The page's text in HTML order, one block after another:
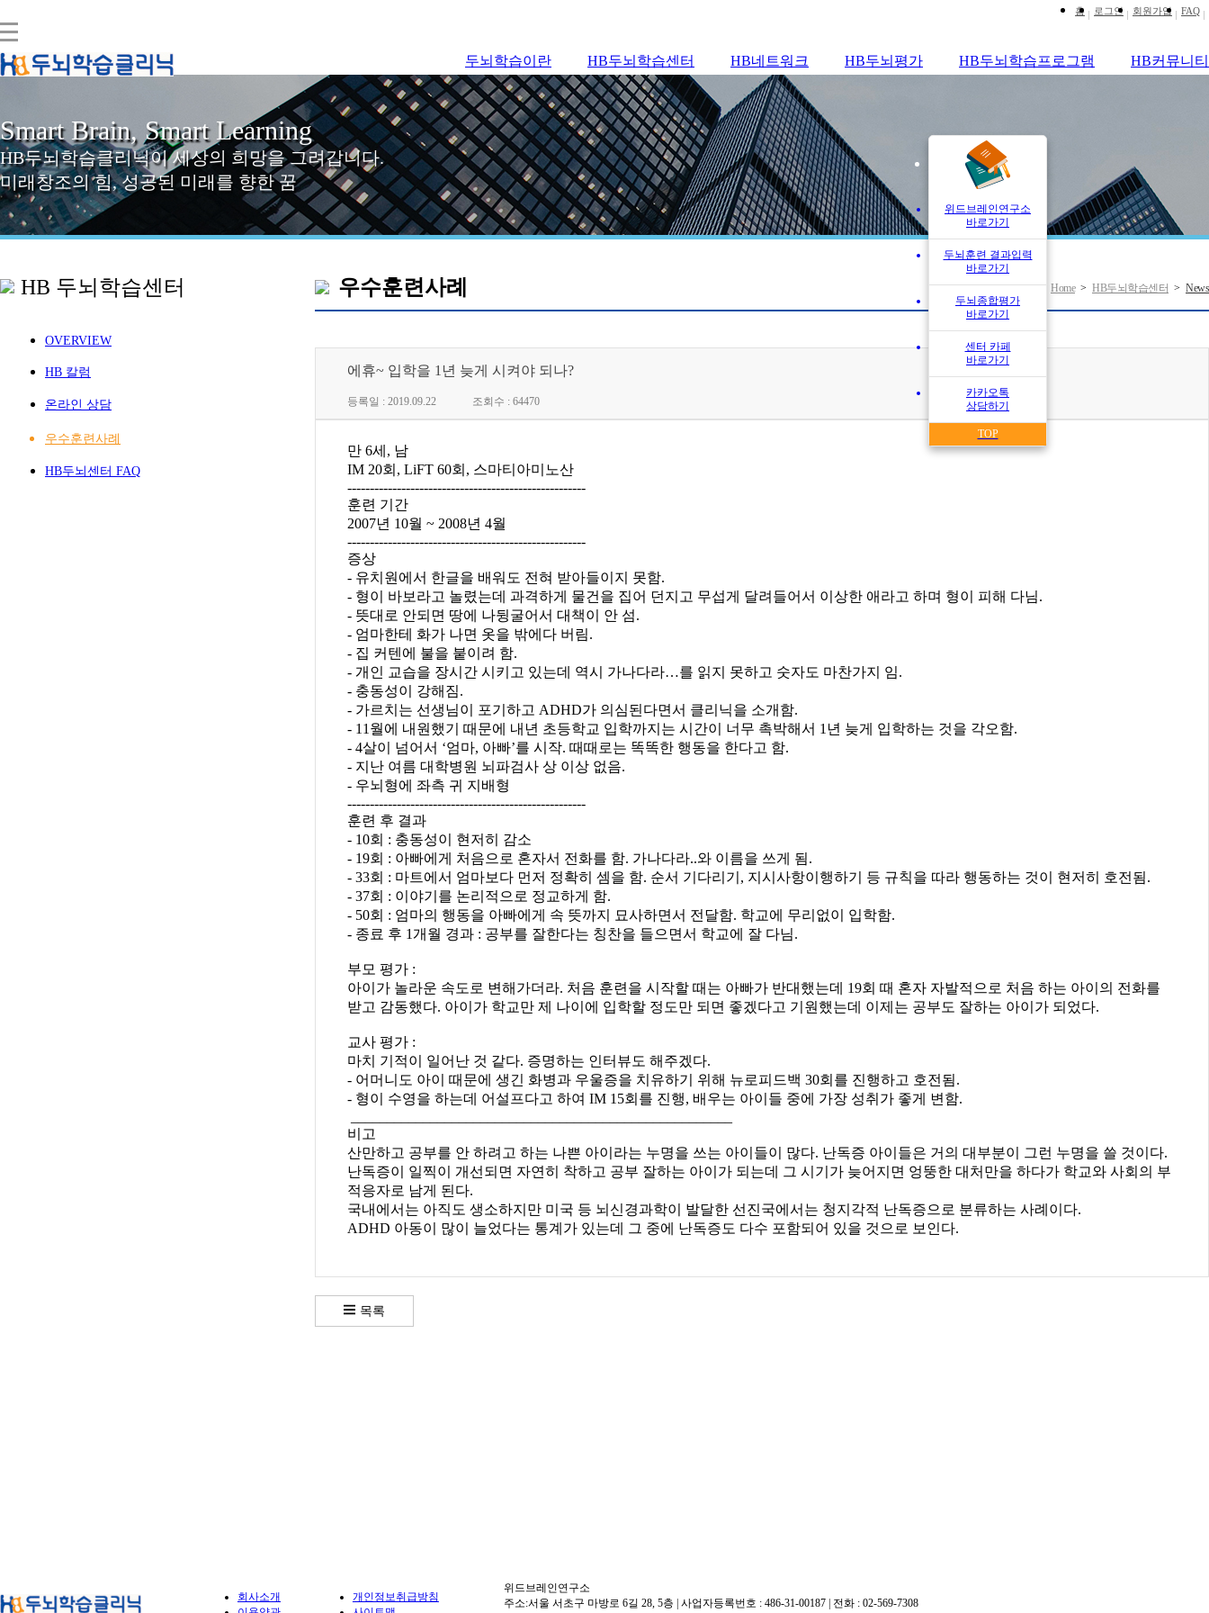
홈 로그인 회원가입 FAQ
두뇌학습이란 HB두뇌학습센터 HB네트워크 HB두뇌평가 HB두뇌학습프로그램 HB커뮤니티
위드브레인연구소
바로가기
두뇌훈련 결과입력
바로가기
두뇌종합평가
바로가기
센터 카페
바로가기
카카오톡
상담하기
TOP
Smart Brain, Smart Learning
HB두뇌학습클리닉이 세상의 희망을 그려갑니다.
미래창조의 힘, 성공된 미래를 향한 꿈
HB 두뇌학습센터 우수훈련사례 Home > HB두뇌학습센터 > News
OVERVIEW
HB 칼럼
온라인 상담
우수훈련사례
HB두뇌센터 FAQ
에휴~ 입학을 1년 늦게 시켜야 되나?
등록일 : 2019.09.22 조회수 : 64470
만 6세, 남
IM 20회, LiFT 60회, 스마티아미노산
-----------------------------------------------------
훈련 기간
2007년 10월 ~ 2008년 4월
-----------------------------------------------------
증상
- 유치원에서 한글을 배워도 전혀 받아들이지 못함.
- 형이 바보라고 놀렸는데 과격하게 물건을 집어 던지고 무섭게 달려들어서 이상한 애라고 하며 형이 피해 다님.
- 뜻대로 안되면 땅에 나뒹굴어서 대책이 안 섬.
- 엄마한테 화가 나면 옷을 밖에다 버림.
- 집 커텐에 불을 붙이려 함.
- 개인 교습을 장시간 시키고 있는데 역시 가나다라…를 읽지 못하고 숫자도 마찬가지 임.
- 충동성이 강해짐.
- 가르치는 선생님이 포기하고 ADHD가 의심된다면서 클리닉을 소개함.
- 11월에 내원했기 때문에 내년 초등학교 입학까지는 시간이 너무 촉박해서 1년 늦게 입학하는 것을 각오함.
- 4살이 넘어서 ‘엄마, 아빠’를 시작. 때때로는 똑똑한 행동을 한다고 함.
- 지난 여름 대학병원 뇌파검사 상 이상 없음.
- 우뇌형에 좌측 귀 지배형
-----------------------------------------------------
훈련 후 결과
- 10회 : 충동성이 현저히 감소
- 19회 : 아빠에게 처음으로 혼자서 전화를 함. 가나다라..와 이름을 쓰게 됨.
- 33회 : 마트에서 엄마보다 먼저 정확히 셈을 함. 순서 기다리기, 지시사항이행하기 등 규칙을 따라 행동하는 것이 현저히 호전됨.
- 37회 : 이야기를 논리적으로 정교하게 함.
- 50회 : 엄마의 행동을 아빠에게 속 뜻까지 묘사하면서 전달함. 학교에 무리없이 입학함.
- 종료 후 1개월 경과 : 공부를 잘한다는 칭찬을 들으면서 학교에 잘 다님.
부모 평가 :
아이가 놀라운 속도로 변해가더라. 처음 훈련을 시작할 때는 아빠가 반대했는데 19회 때 혼자 자발적으로 처음 하는 아이의 전화를
받고 감동했다. 아이가 학교만 제 나이에 입학할 정도만 되면 좋겠다고 기원했는데 이제는 공부도 잘하는 아이가 되었다.
교사 평가 :
마치 기적이 일어난 것 같다. 증명하는 인터뷰도 해주겠다.
- 어머니도 아이 때문에 생긴 화병과 우울증을 치유하기 위해 뉴로피드백 30회를 진행하고 호전됨.
- 형이 수영을 하는데 어설프다고 하여 IM 15회를 진행, 배우는 아이들 중에 가장 성취가 좋게 변함.
비고
산만하고 공부를 안 하려고 하는 나쁜 아이라는 누명을 쓰는 아이들이 많다. 난독증 아이들은 거의 대부분이 그런 누명을 쓸 것이다.
난독증이 일찍이 개선되면 자연히 착하고 공부 잘하는 아이가 되는데 그 시기가 늦어지면 엉뚱한 대처만을 하다가 학교와 사회의 부
적응자로 남게 된다.
국내에서는 아직도 생소하지만 미국 등 뇌신경과학이 발달한 선진국에서는 청지각적 난독증으로 분류하는 사례이다.
ADHD 아동이 많이 늘었다는 통계가 있는데 그 중에 난독증도 다수 포함되어 있을 것으로 보인다.
목록
회사소개
개인정보취급방침
위드브레인연구소
주소:서울 서초구 마방로 6길 28, 5층 | 사업자등록번호 : 486-31-00187 | 전화 : 02-569-7308